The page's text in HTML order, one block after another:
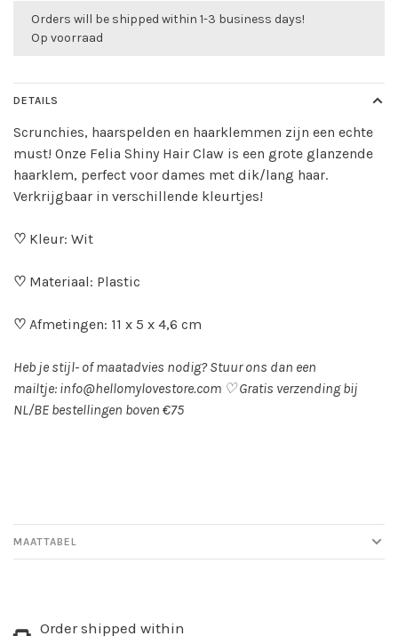
Orders will be shipped within 1-3 business days!
Op voorraad
DETAILS
Scrunchies, haarspelden en haarklemmen zijn een echte
must! Onze Felia Shiny Hair Claw is een grote glanzende
haarklem, perfect voor dames met dik/lang haar.
Verkrijgbaar in verschillende kleurtjes!
♡ Kleur: Wit
♡ Materiaal: Plastic
♡ Afmetingen: 11 x 5 x 4,6 cm
Heb je stijl- of maatadvies nodig? Stuur ons dan een
mailtje: info@hellomylovestore.com ♡Gratis verzending bij
NL/BE bestellingen boven €75
MAATTABEL
Order shipped within